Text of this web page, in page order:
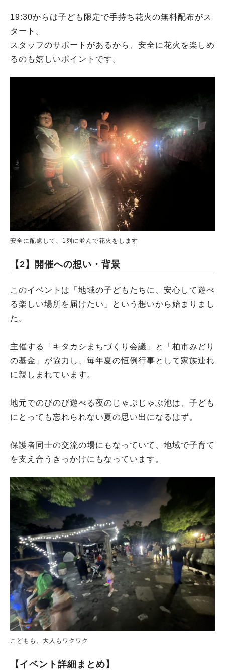
19:30からは子ども限定で手持ち花火の無料配布がス
タート。
スタッフのサポートがあるから、安全に花火を楽しめ
るのも嬉しいポイントです。
安全に配慮して、1列に並んで花火をします
【2】開催への想い・背景
このイベントは「地域の子どもたちに、安心して遊べ
る楽しい場所を届けたい」という想いから始まりまし
た。
主催する「キタカシまちづくり会議」と「柏市みどり
の基金」が協力し、毎年夏の恒例行事として家族連れ
に親しまれています。
地元でのびのび遊べる夜のじゃぶじゃぶ池は、子ども
にとっても忘れられない夏の思い出になるはず。
保護者同士の交流の場にもなっていて、地域で子育て
を支え合うきっかけにもなっています。
こどもも、大人もワクワク
【イベント詳細まとめ】